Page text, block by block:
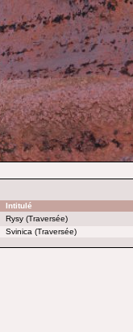
Intitulé
Rysy (Traversée)
Svinica (Traversée)